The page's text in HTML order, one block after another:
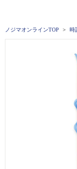
ノジマオンラインTOP 時